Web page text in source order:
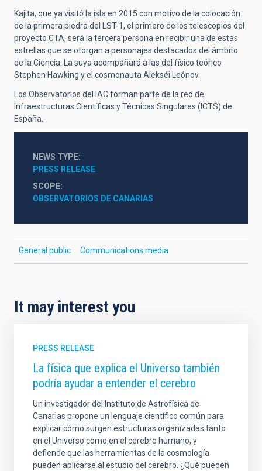
Kajita, que ya visitó la isla en 2015 con motivo de la colocación
de la primera piedra del LST-1, el primero de los telescopios del
proyecto CTA, será la tercera persona en recibir una de estas
estrellas que se otorgan a personajes destacados del ámbito
de la Ciencia. La suya acompañará a las del físico teórico
Stephen Hawking y el cosmonauta Alekséi Leónov.
Los Observatorios del IAC forman parte de la red de
Infraestructuras Científicas y Técnicas Singulares (ICTS) de
España.
NEWS TYPE
PRESS RELEASE
SCOPE
OBSERVATORIOS DE CANARIAS
General public Communications media
It may interest you
PRESS RELEASE
La física que explica el Universo también
podría ayudar a entender el cerebro
Un investigador del Instituto de Astrofísica de
Canarias propone un lenguaje científico común para
explicar cómo surgen estructuras organizadas tanto
en el Universo como en el cerebro humano, y
defiende que las herramientas de la cosmología
pueden aplicarse al estudio del cerebro. ¿Qué pueden